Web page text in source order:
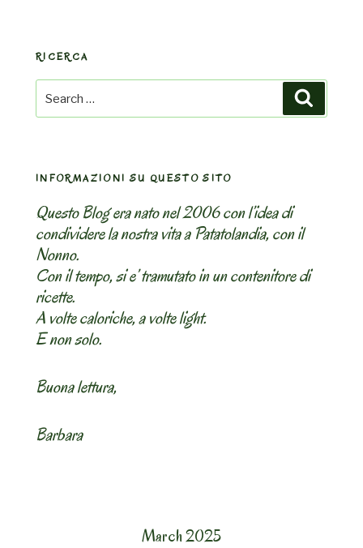
RICERCA
Search
for:
INFORMAZIONI SU QUESTO SITO
Questo Blog era nato nel 2006 con l’idea di
condividere la nostra vita a Patatolandia, con il
Nonno.
Con il tempo, si e’ tramutato in un contenitore di
ricette.
A volte caloriche, a volte light.
E non solo.
Buona lettura,
Barbara
March 2025